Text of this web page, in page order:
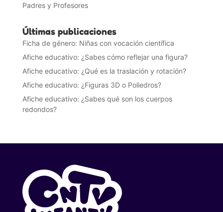
Padres y Profesores
Últimas publicaciones
Ficha de género: Niñas con vocación científica
Afiche educativo: ¿Sabes cómo reflejar una figura?
Afiche educativo: ¿Qué es la traslación y rotación?
Afiche educativo: ¿Figuras 3D o Poliedros?
Afiche educativo: ¿Sabes qué son los cuerpos
redondos?